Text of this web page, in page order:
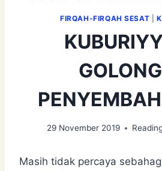
FIRQAH-FIRQAH SESAT |
29 November 2019
Masih tidak percaya